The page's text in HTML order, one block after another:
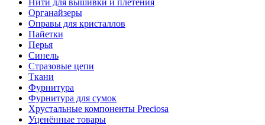
Нити для вышивки и плетения
Органайзеры
Оправы для кристаллов
Пайетки
Перья
Синель
Стразовые цепи
Ткани
Фурнитура
Фурнитура для сумок
Хрустальные компоненты Preciosa
Уценённые товары